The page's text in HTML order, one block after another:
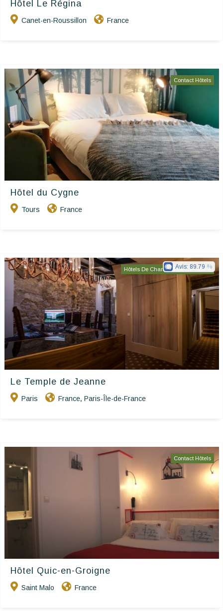
Hôtel Le Régina
Canet-en-Roussillon France
Contact Hôtels
Hôtel du Cygne
Tours France
Hôtels De Charme & De Caractère
Le Temple de Jeanne
Paris France, Paris-Île-de-France
Avis: 89.79
Contact Hôtels
Hôtel Quic-en-Groigne
Saint Malo France